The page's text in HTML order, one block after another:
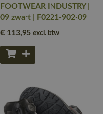
FOOTWEAR INDUSTRY |
09 zwart | F0221-902-09
€ 113,95 excl. btw